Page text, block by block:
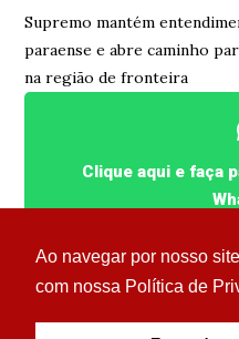
Ao navegar por nosso
com nossa Política de
Supremo mantém
paraense e abre caminho
na região de fronteira
Clique aqui e faça